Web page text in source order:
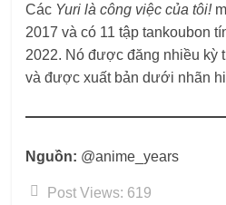
Các Yuri là công việc của tôi!
2017 và có 11 tập tankoubon
2022. Nó được đăng nhiều kỳ
và được xuất bản dưới nhãn
Nguồn: @anime_years
Post Views: 619